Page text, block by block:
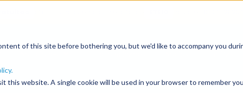
of this site before bothering you, but we'd like to accompany you
this website. A single cookie will be used in your browser to remember
agencias
para sus alquileres de